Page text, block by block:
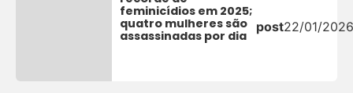
feminicídios em 2025;
quatro mulheres são
assassinadas por dia
post22/01/